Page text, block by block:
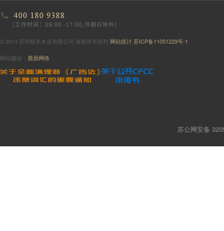
© 2014 苏州联丰木业有限公司 保留所有权利 网站统计苏ICP备11051229号-1
网站建设： 鹿鼎网络
苏公网安备